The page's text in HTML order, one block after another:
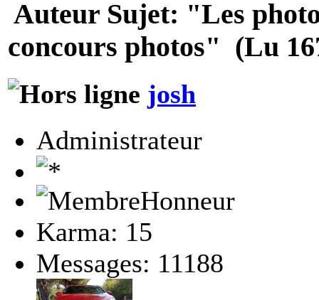
Auteur Sujet: "Les
concours photos" (Lu
josh
Administrateur
Karma: 15
Messages: 11188